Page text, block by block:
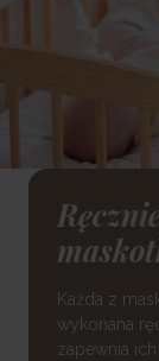
Każda z
wykonana
zapewnia